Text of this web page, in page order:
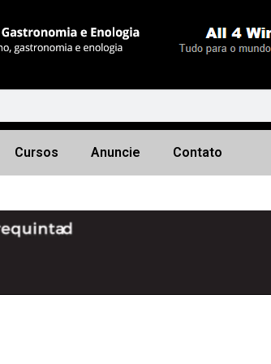
Cursos Anuncie Contato